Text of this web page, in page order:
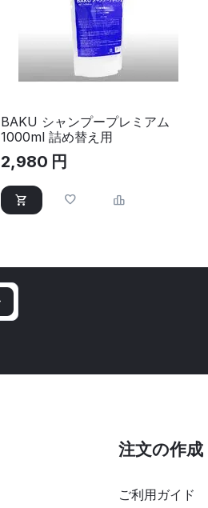
BAKU シャンプープレミアム
1000ml 詰め替え用
2,980 円
注文の作成
ご利用ガイド